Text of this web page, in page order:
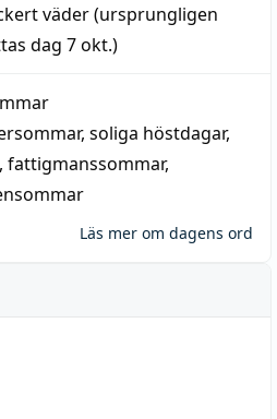
väder(ursprungligen
dag 7 okt.)
, soliga höstdagar,
, fattigmanssommar,
Läs mer om dagens ord